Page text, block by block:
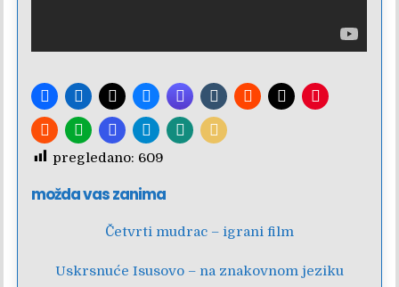
pregledano: 609
možda vas zanima
Četvrti mudrac – igrani film
Uskrsnuće Isusovo – na znakovnom jeziku